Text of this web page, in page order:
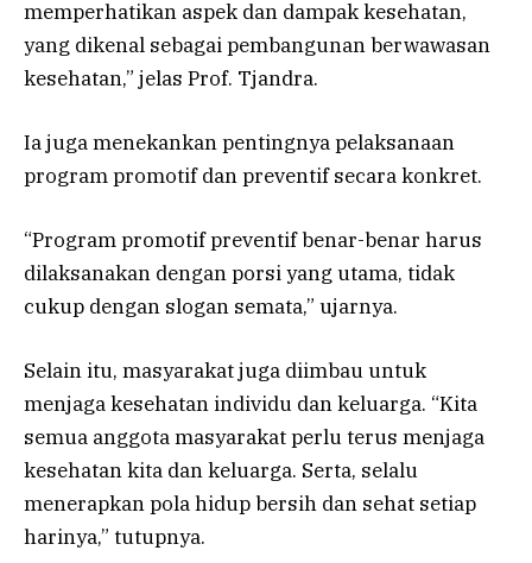
memperhatikan aspek dan dampak kesehatan,
yang dikenal sebagai pembangunan berwawasan
kesehatan,” jelas Prof. Tjandra.
Ia juga menekankan pentingnya pelaksanaan
program promotif dan preventif secara konkret.
“Program promotif preventif benar-benar harus
dilaksanakan dengan porsi yang utama, tidak
cukup dengan slogan semata,” ujarnya.
Selain itu, masyarakat juga diimbau untuk
menjaga kesehatan individu dan keluarga. “Kita
semua anggota masyarakat perlu terus menjaga
kesehatan kita dan keluarga. Serta, selalu
menerapkan pola hidup bersih dan sehat setiap
harinya,” tutupnya.